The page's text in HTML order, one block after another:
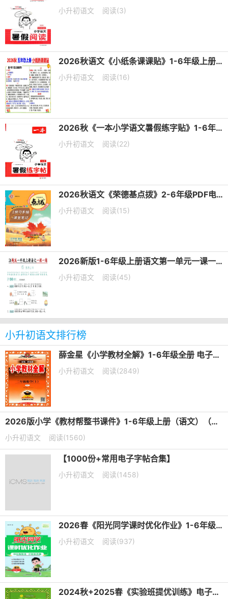
小升初语文 阅读(3)
2026秋语文《小纸条课课贴》1-6年级上册PDF电子版下载
小升初语文 阅读(16)
2026秋《一本小学语文暑假练字贴》1-6年级PDF电子版下载
小升初语文 阅读(22)
2026秋语文《荣德基点拨》2-6年级PDF电子版下载
小升初语文 阅读(15)
2026新版1-6年级上册语文第一单元一课一练PDF电子版下载
小升初语文 阅读(45)
小升初语文排行榜
薛金星《小学教材全解》1-6年级全册 电子版下载
小升初语文 阅读(2849)
2026版小学《教材帮整书课件》1-6年级上册（语文）（人教版）电子版下载
小升初语文 阅读(1560)
【1000份+常用电子字帖合集】
小升初语文 阅读(1458)
2026春《阳光同学课时优化作业》1-6年级下册PDF电子版下载
小升初语文 阅读(937)
2024秋+2025春《实验班提优训练》电子版下载打印